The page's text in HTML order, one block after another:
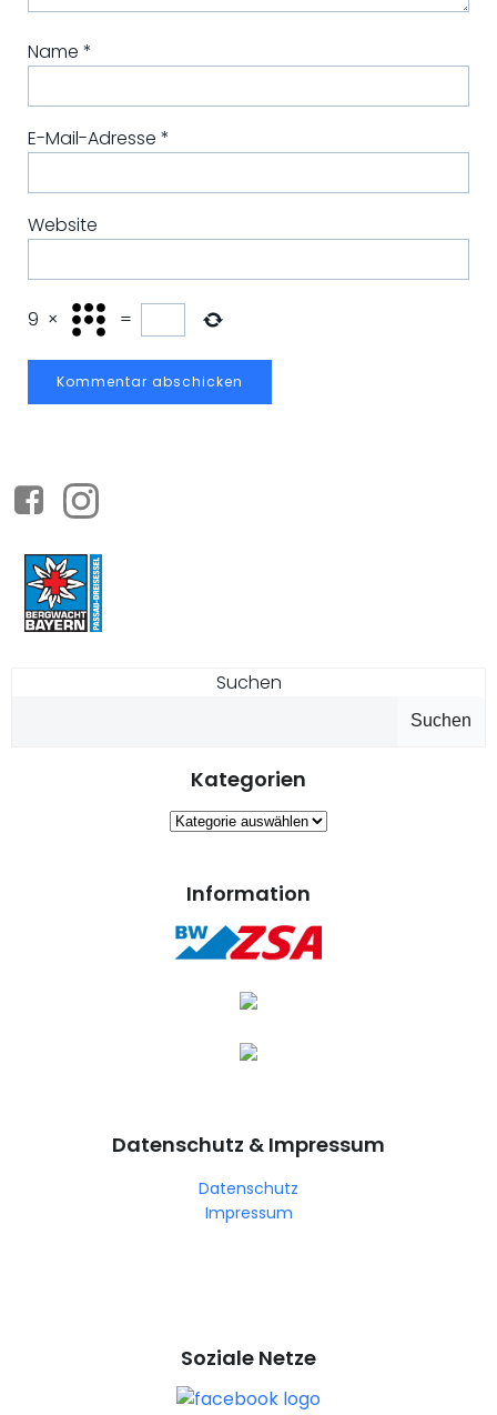
Name *
E-Mail-Adresse *
Website
9 × =
Suchen
Suchen
Kategorien
Kategorien
Information
Datenschutz & Impressum
Datenschutz
Impressum
Soziale Netze